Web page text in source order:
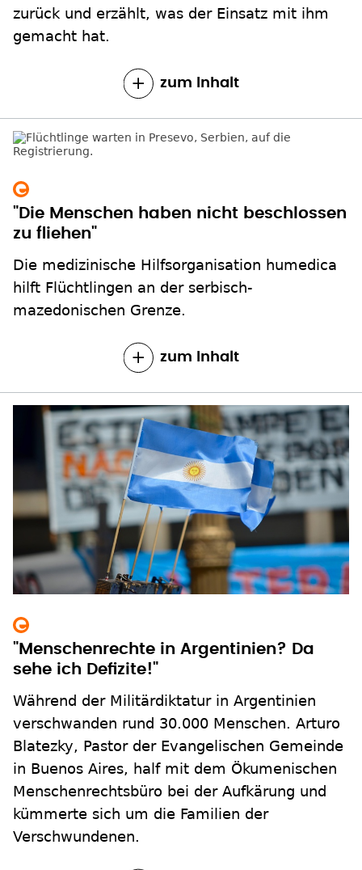
zurück und erzählt, was der Einsatz mit ihm
gemacht hat.
zum Inhalt
"Die Menschen haben nicht beschlossen
zu fliehen"
Die medizinische Hilfsorganisation humedica
hilft Flüchtlingen an der serbisch-
mazedonischen Grenze.
zum Inhalt
"Menschenrechte in Argentinien? Da
sehe ich Defizite!"
Während der Militärdiktatur in Argentinien
verschwanden rund 30.000 Menschen. Arturo
Blatezky, Pastor der Evangelischen Gemeinde
in Buenos Aires, half mit dem Ökumenischen
Menschenrechtsbüro bei der Aufkärung und
kümmerte sich um die Familien der
Verschwundenen.